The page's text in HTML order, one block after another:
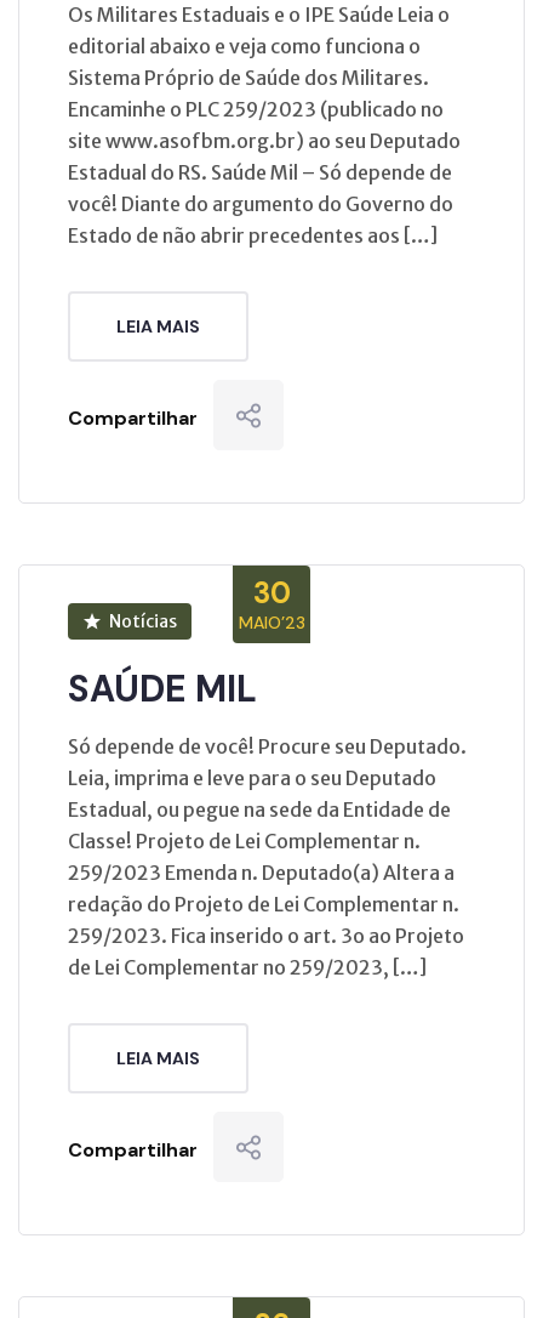
Os Militares Estaduais e o IPE Saúde Leia o
editorial abaixo e veja como funciona o
Sistema Próprio de Saúde dos Militares.
Encaminhe o PLC 259/2023 (publicado no
site www.asofbm.org.br) ao seu Deputado
Estadual do RS. Saúde Mil – Só depende de
você! Diante do argumento do Governo do
Estado de não abrir precedentes aos […]
LEIA MAIS
Compartilhar
30
MAIO’23
Notícias
SAÚDE MIL
Só depende de você! Procure seu Deputado.
Leia, imprima e leve para o seu Deputado
Estadual, ou pegue na sede da Entidade de
Classe! Projeto de Lei Complementar n.
259/2023 Emenda n. Deputado(a) Altera a
redação do Projeto de Lei Complementar n.
259/2023. Fica inserido o art. 3o ao Projeto
de Lei Complementar no 259/2023, […]
LEIA MAIS
Compartilhar